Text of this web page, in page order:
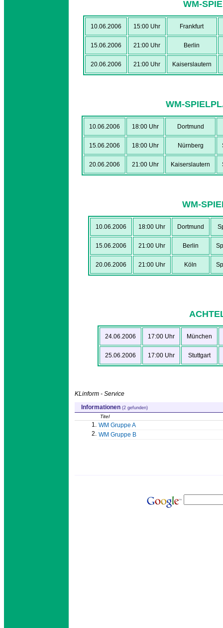
WM-
10.06.2006 15:00 Uhr Frankfurt
15.06.2006 21:00 Uhr Berlin
20.06.2006 21:00 Uhr Kaiserslautern
WM-
10.06.2006 18:00 Uhr Dortmund
15.06.2006 18:00 Uhr Nürnberg
20.06.2006 21:00 Uhr Kaiserslautern
WM-
10.06.2006 18:00 Uhr Dortmund
15.06.2006 21:00 Uhr Berlin
20.06.2006 21:00 Uhr Köln
24.06.2006 17:00 Uhr München
25.06.2006 17:00 Uhr Stuttgart
KLinform - Service
Informationen (2 gefunden)
Titel
1.
WM Gruppe A
2. WM Gruppe B